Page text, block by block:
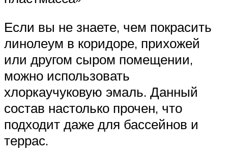
Если вы не знаете, чем покрасить
линолеум в коридоре, прихожей
или другом сыром помещении,
можно использовать
хлоркаучуковую эмаль. Данный
состав настолько прочен, что
подходит даже для бассейнов и
террас.